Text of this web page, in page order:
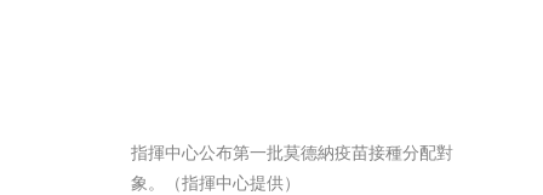
指揮中心公布第一批莫德納疫苗接種分配對
象。（指揮中心提供）